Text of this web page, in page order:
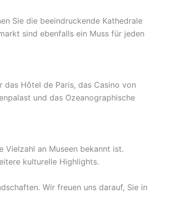
Sie die beeindruckende Kathedrale
sind ebenfalls ein Muss für jeden
Hôtel de Paris, das Casino von
und das Ozeanographische
an Museen bekannt ist.
kulturelle Highlights.
Wir freuen uns darauf, Sie in